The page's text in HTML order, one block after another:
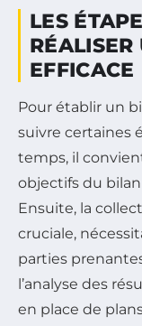
LES
EFFICACE
Pour établir un
suivre certaines
temps, il
objectifs du
Ensuite, la
cruciale,
parties
l’analyse des
en place de